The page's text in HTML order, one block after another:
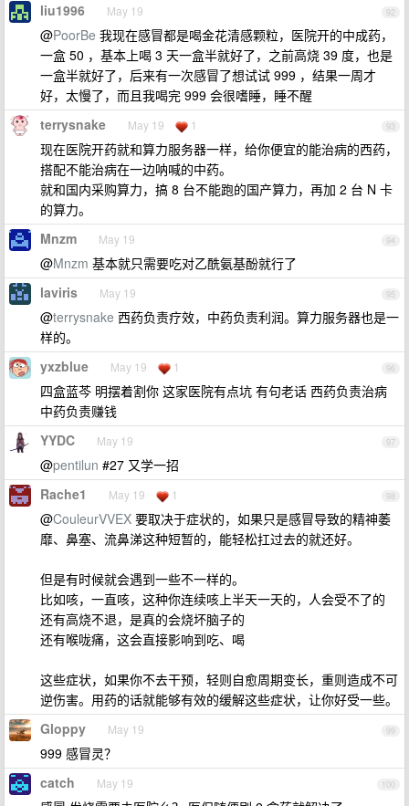
92
liu1996 May 19
@PoorBe 我现在感冒都是喝金花清感颗粒，医院开的中成药，
一盒 50 ，基本上喝 3 天一盒半就好了，之前高烧 39 度，也是
一盒半就好了，后来有一次感冒了想试试 999 ，结果一周才
好，太慢了，而且我喝完 999 会很嗜睡，睡不醒
93
terrysnake May 19 1
现在医院开药就和算力服务器一样，给你便宜的能治病的西药，
搭配不能治病在一边呐喊的中药。
就和国内采购算力，搞 8 台不能跑的国产算力，再加 2 台 N 卡
的算力。
94
Mnzm May 19
@Mnzm 基本就只需要吃对乙酰氨基酚就行了
95
laviris May 19
@terrysnake 西药负责疗效，中药负责利润。算力服务器也是一
样的。
96
yxzblue May 19 1
四盒蓝芩 明摆着割你 这家医院有点坑 有句老话 西药负责治病
中药负责赚钱
97
YYDC May 19
@pentilun #27 又学一招
98
Rache1 May 19 1
@CouleurVVEX 要取决于症状的，如果只是感冒导致的精神萎
靡、鼻塞、流鼻涕这种短暂的，能轻松扛过去的就还好。
但是有时候就会遇到一些不一样的。
比如咳，一直咳，这种你连续咳上半天一天的，人会受不了的
还有高烧不退，是真的会烧坏脑子的
还有喉咙痛，这会直接影响到吃、喝
这些症状，如果你不去干预，轻则自愈周期变长，重则造成不可
逆伤害。用药的话就能够有效的缓解这些症状，让你好受一些。
99
Gloppy May 19
999 感冒灵？
100
catch May 19